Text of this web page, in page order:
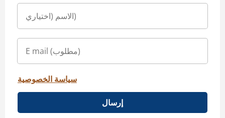
سياسة الخصوصية
إرسال